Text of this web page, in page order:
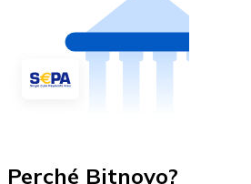
Perché Bitnovo?